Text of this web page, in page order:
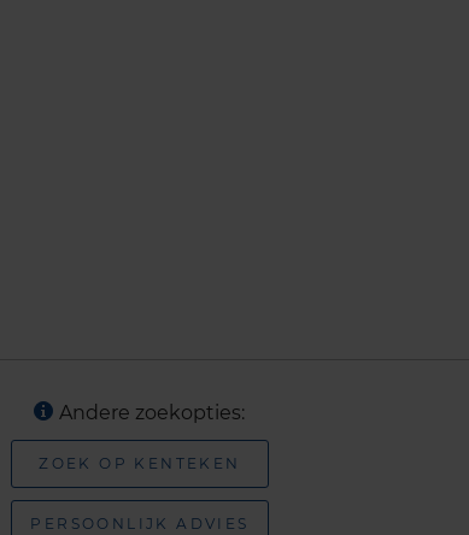
Andere zoekopties:
ZOEK OP KENTEKEN
PERSOONLIJK ADVIES